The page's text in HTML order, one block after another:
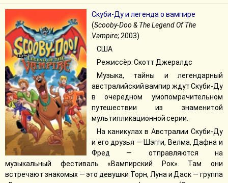
Скуби-Ду и легенда о вампире
(Scooby-Doo & The Legend Of The
Vampire; 2003)
США
Режиссёр: Скотт Джералдс
Музыка, тайны и легендарный
австралийский вампир ждут Скуби-Ду
в очередном умопомрачительном
путешествии из знаменитой
мультипликационной серии.
На каникулах в Австралии Скуби-Ду
и его друзья — Шэгги, Велма, Дафна и
Фред — отправляются на
музыкальный фестиваль «Вампирский Рок». Там они
встречают знакомых — это девушки Торн, Луна и Даск — группа